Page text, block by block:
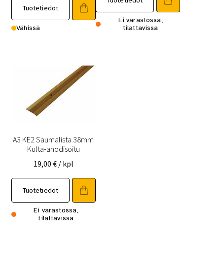
Tuotetiedot
Vähissä
Ei varastossa,
tilattavissa
A3 KE2 Saumalista 38mm
Kulta-anodisoitu
19,00 € / kpl
Tuotetiedot
Ei varastossa,
tilattavissa